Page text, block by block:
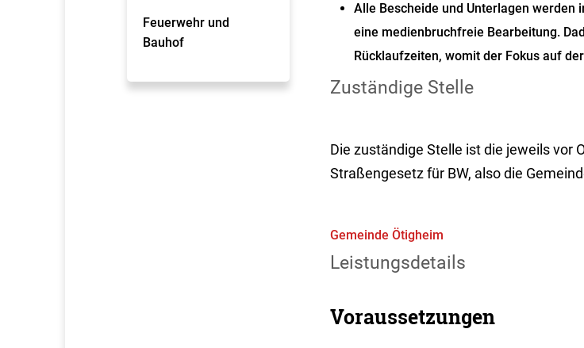
Feuerwehr und
Bauhof
Alle Bescheide und Unterlagen
eine medienbruchfreie Bearbeitung.
Rücklaufzeiten, womit der Fokus auf
Zuständige Stelle
Die zuständige Stelle ist die jeweils vor
Straßengesetz für BW, also die
Gemeinde Ötigheim
Leistungsdetails
Voraussetzungen